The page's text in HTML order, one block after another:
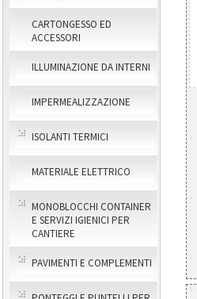
CARTONGESSO ED
ACCESSORI
ILLUMINAZIONE DA INTERNI
IMPERMEALIZZAZIONE
ISOLANTI TERMICI
MATERIALE ELETTRICO
MONOBLOCCHI CONTAINER
E SERVIZI IGIENICI PER
CANTIERE
PAVIMENTI E COMPLEMENTI